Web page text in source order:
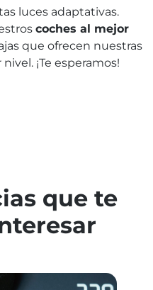
luces adaptativas.
coches al mejor
que ofrecen nuestras
¡Te esperamos!
que te